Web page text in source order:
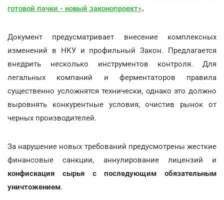
готовой пачки - новый законопроект».
Документ предусматривает внесение комплексных
изменений в НКУ и профильный Закон. Предлагается
внедрить несколько инструментов контроля. Для
легальных компаний и ферментаторов правила
существенно усложнятся технически, однако это должно
выровнять конкурентные условия, очистив рынок от
черных производителей.
За нарушение новых требований предусмотрены жесткие
финансовые санкции, аннулирование лицензий и
конфискация сырья с последующим обязательным
уничтожением.